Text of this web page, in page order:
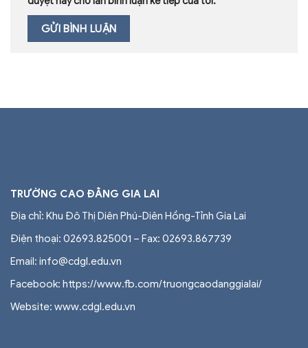
TRƯỜNG CAO ĐẲNG GIA LAI
Địa chỉ: Khu Đô Thị Diên Phú-Diên Hồng-Tỉnh Gia Lai
Điện thoại: 02693.825001 – Fax: 02693.867739
Email: info@cdgl.edu.vn
Facebook: https://www.fb.com/truongcaodanggialai/
Website: www.cdgl.edu.vn